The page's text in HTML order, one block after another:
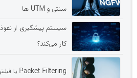
سنتی و UTM ها
کار می‌کند؟
Packet Filtering یا فیلترینگ بسته